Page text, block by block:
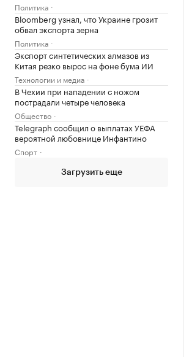
Политика
Bloomberg узнал, что Украине грозит
обвал экспорта зерна
Политика
Экспорт синтетических алмазов из
Китая резко вырос на фоне бума ИИ
Технологии и медиа
В Чехии при нападении с ножом
пострадали четыре человека
Общество
Telegraph сообщил о выплатах УЕФА
вероятной любовнице Инфантино
Спорт
Загрузить еще